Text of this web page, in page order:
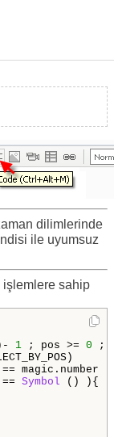
dilimlerinde
ile uyumsuz
işlemlere sahip
1 ; pos >= 0 ;
==
Symbol